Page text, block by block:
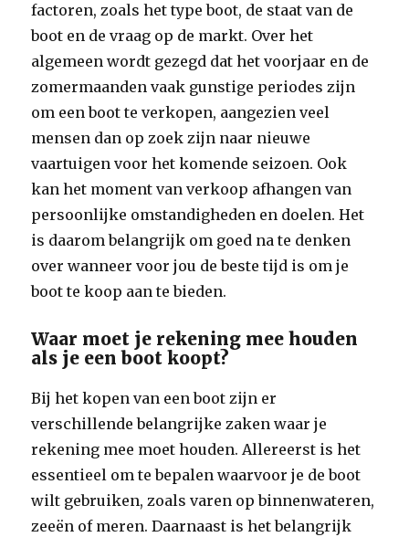
factoren, zoals het type boot, de staat van de
boot en de vraag op de markt. Over het
algemeen wordt gezegd dat het voorjaar en de
zomermaanden vaak gunstige periodes zijn
om een boot te verkopen, aangezien veel
mensen dan op zoek zijn naar nieuwe
vaartuigen voor het komende seizoen. Ook
kan het moment van verkoop afhangen van
persoonlijke omstandigheden en doelen. Het
is daarom belangrijk om goed na te denken
over wanneer voor jou de beste tijd is om je
boot te koop aan te bieden.
Waar moet je rekening mee houden
als je een boot koopt?
Bij het kopen van een boot zijn er
verschillende belangrijke zaken waar je
rekening mee moet houden. Allereerst is het
essentieel om te bepalen waarvoor je de boot
wilt gebruiken, zoals varen op binnenwateren,
zeeën of meren. Daarnaast is het belangrijk